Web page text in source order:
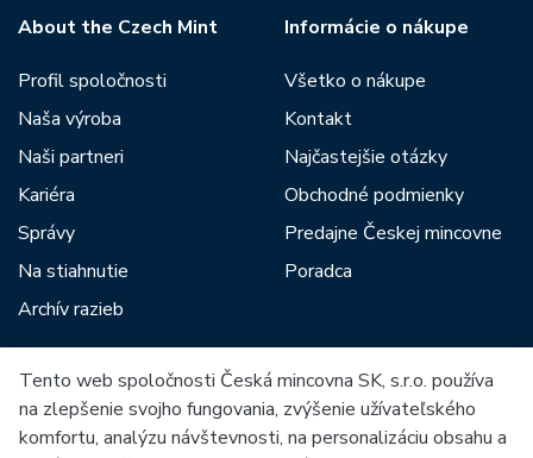
About the Czech Mint
Profil spoločnosti
Naša výroba
Naši partneri
Kariéra
Správy
Na stiahnutie
Archív razieb
Informácie o nákupe
Všetko o nákupe
Kontakt
Najčastejšie otázky
Obchodné podmienky
Predajne Českej mincovne
Poradca
Medzi našich partnerov patria:
Tento web spoločnosti Česká mincovna SK, s.r.o. používa
na zlepšenie svojho fungovania, zvýšenie užívateľského
komfortu, analýzu návštevnosti, na personalizáciu obsahu a